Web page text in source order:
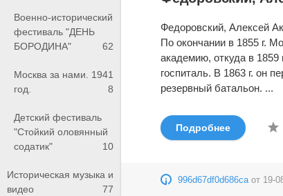
Военно-исторический
фестиваль "ДЕНЬ
БОРОДИНА"
62
Москва за нами. 1941
год.
8
Детский фестиваль
"Стойкий оловянный
содатик"
10
Историческая музыка и
видео
77
Федоровский, Алексей
По окончании в 1855 г.
академию, откуда в
госпиталь. В 1863 г. он
резервный батальон. ...
Подробнее
996d67df0d686caот 19-